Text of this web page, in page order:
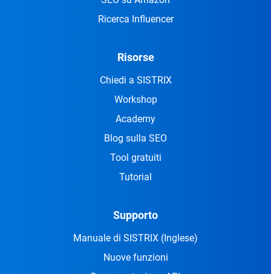
Ricerca Influencer
Risorse
Chiedi a SISTRIX
Workshop
Academy
Blog sulla SEO
Tool gratuiti
Tutorial
Supporto
Manuale di SISTRIX (Inglese)
Nuove funzioni